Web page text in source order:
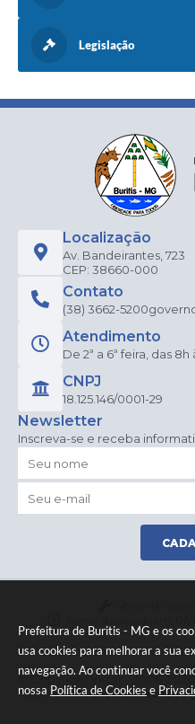
Prefeitura de Buritis - MG e os
usa cookies para melhorar a sua
navegação. Ao continuar você
nossa Política de Cookies e
Legislação
Localização
Av. Bandeirantes, 723
CEP: 38660-000
Contato
(38) 3662-5200
Atendimento
De 2ª a 6ª feira, das 8h
CNPJ
18.125.146/0001-29
Newsletter
Inscreva-se e receba
© Copyright Instar - 2006-
reservados -Instar